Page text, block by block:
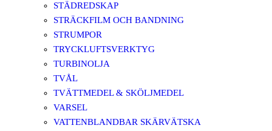
STÄDREDSKAP
STRÄCKFILM OCH BANDNING
STRUMPOR
TRYCKLUFTSVERKTYG
TURBINOLJA
TVÅL
TVÄTTMEDEL & SKÖLJMEDEL
VARSEL
VATTENBLANDBAR SKÄRVÄTSKA